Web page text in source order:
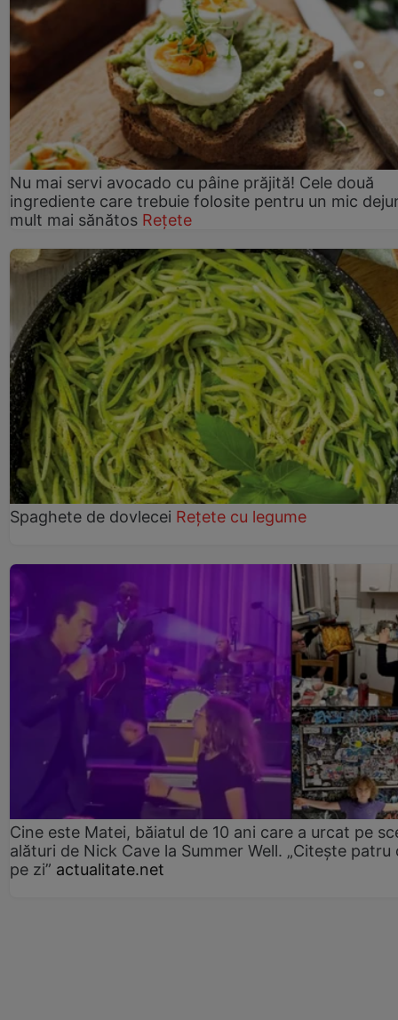
Nu mai servi avocado cu pâine prăjită! Cele două
ingrediente care trebuie folosite pentru un mic
mult mai sănătos Rețete
Spaghete de dovlecei Rețete cu legume
Cine este Matei, băiatul de 10 ani care a urcat pe
alături de Nick Cave la Summer Well. „Citește patru
pe zi” actualitate.net